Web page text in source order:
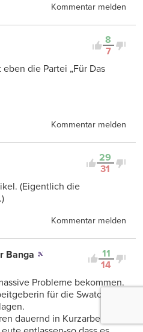
Kommentar melden
8
7
die Partei „Für Das
Kommentar melden
29
31
(Eigentlich die
Kommentar melden
11
14
Banga
Probleme bekommen.
für die Swatch
dauernd in Kurzarbeit und